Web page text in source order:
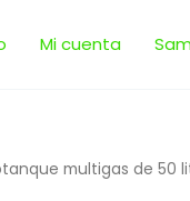
Mi cuenta
multigas de 50
El